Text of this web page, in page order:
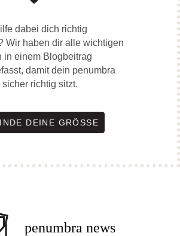
dabei dich richtig
Wir haben dir alle wichtigen
in einem Blogbeitrag
damit dein penumbra
richtig sitzt.
DEINE GRÖSSE
penumbra news